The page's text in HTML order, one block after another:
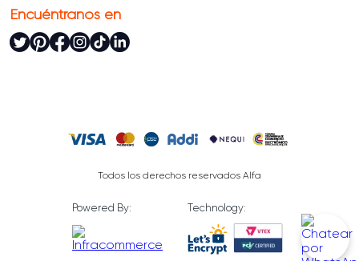
Encuéntranos en
Todos los derechos reservados Alfa
Powered By: Technology: